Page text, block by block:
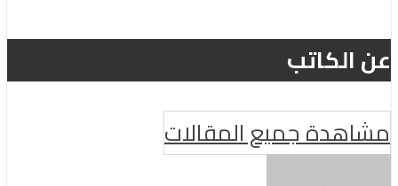
عن الكاتب
مشاهدة جميع المقالات